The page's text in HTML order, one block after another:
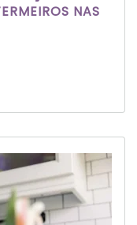
NAS